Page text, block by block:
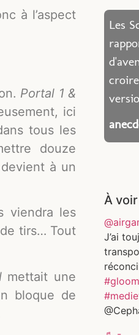
à l’aspect
Portal 1 &
ici
tous les
douze
à un
viendra les
tirs… Tout
mettait une
bloque de
Les
À
J’ai